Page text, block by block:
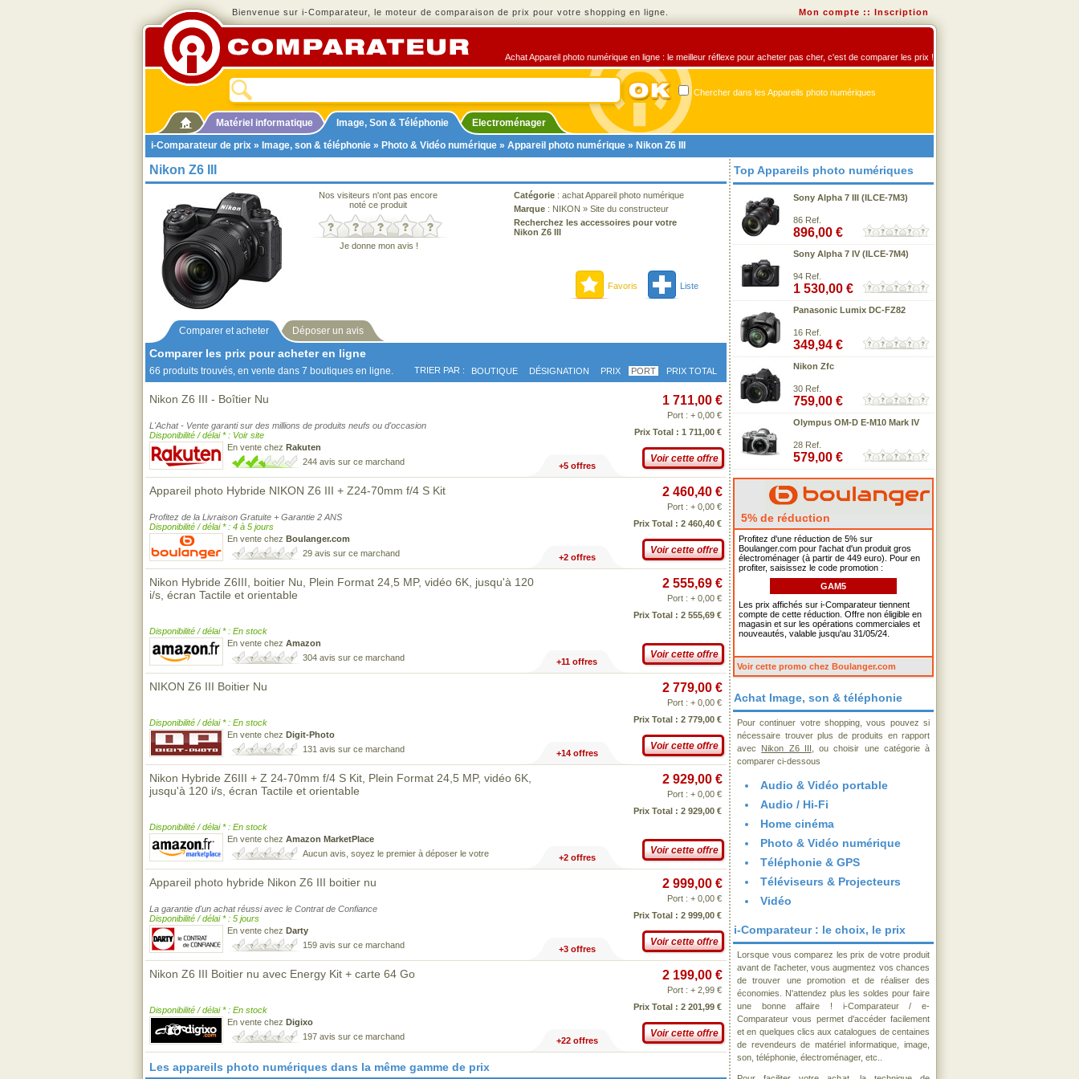
Bienvenue sur i-Comparateur, le moteur de comparaison de prix pour votre shopping en ligne. Mon compte :: Inscription
Achat Appareil photo numérique en ligne : le meilleur réflexe pour acheter pas cher, c'est de comparer les prix !
Chercher dans les Appareils photo numériques
Matériel informatique Image, Son & Téléphonie
Electroménager
i-Comparateur de prix » Image, son & téléphonie » Photo & Vidéo numérique » Appareil photo numérique » Nikon Z6 III
Nikon Z6 III
Nos visiteurs n'ont pas encore
noté ce produit
Je donne mon avis !
Catégorie : achat Appareil photo numérique
Marque : NIKON » Site du constructeur
Recherchez les accessoires pour votre
Nikon Z6 III
Favoris Liste
Comparer et acheter Déposer un avis
Comparer les prix pour acheter en ligne
66 produits trouvés, en vente dans 7 boutiques en ligne. TRIER PAR : BOUTIQUE DÉSIGNATION PRIX PORT PRIX TOTAL
Nikon Z6 III - Boîtier Nu
L'Achat - Vente garanti sur des millions de produits neufs ou d'occasion
Disponibilité / délai * : Voir site
En vente chez Rakuten
244 avis sur ce marchand
1 711,00 €
Port : + 0,00 €
Prix Total : 1 711,00 €
Voir cette offre
+5 offres
Appareil photo Hybride NIKON Z6 III + Z24-70mm f/4 S Kit
Profitez de la Livraison Gratuite + Garantie 2 ANS
Disponibilité / délai * : 4 à 5 jours
En vente chez Boulanger.com
29 avis sur ce marchand
2 460,40 €
Port : + 0,00 €
Prix Total : 2 460,40 €
Voir cette offre
+2 offres
Nikon Hybride Z6III, boitier Nu, Plein Format 24,5 MP, vidéo 6K, jusqu'à 120
i/s, écran Tactile et orientable
Disponibilité / délai * : En stock
En vente chez Amazon
304 avis sur ce marchand
2 555,69 €
Port : + 0,00 €
Prix Total : 2 555,69 €
Voir cette offre
+11 offres
NIKON Z6 III Boitier Nu
Disponibilité / délai * : En stock
En vente chez Digit-Photo
131 avis sur ce marchand
2 779,00 €
Port : + 0,00 €
Prix Total : 2 779,00 €
Voir cette offre
+14 offres
Nikon Hybride Z6III + Z 24-70mm f/4 S Kit, Plein Format 24,5 MP, vidéo 6K,
jusqu'à 120 i/s, écran Tactile et orientable
Disponibilité / délai * : En stock
En vente chez Amazon MarketPlace
Aucun avis, soyez le premier à déposer le votre
2 929,00 €
Port : + 0,00 €
Prix Total : 2 929,00 €
Voir cette offre
+2 offres
Appareil photo hybride Nikon Z6 III boitier nu
La garantie d'un achat réussi avec le Contrat de Confiance
Disponibilité / délai * : 5 jours
En vente chez Darty
159 avis sur ce marchand
2 999,00 €
Port : + 0,00 €
Prix Total : 2 999,00 €
Voir cette offre
+3 offres
Nikon Z6 III Boitier nu avec Energy Kit + carte 64 Go
Disponibilité / délai * : En stock
En vente chez Digixo
197 avis sur ce marchand
2 199,00 €
Port : + 2,99 €
Prix Total : 2 201,99 €
Voir cette offre
+22 offres
Les appareils photo numériques dans la même gamme de prix
Top Appareils photo numériques
Sony Alpha 7 III (ILCE-7M3)
86 Ref.
896,00 €
Sony Alpha 7 IV (ILCE-7M4)
94 Ref.
1 530,00 €
Panasonic Lumix DC-FZ82
16 Ref.
349,94 €
Nikon Zfc
30 Ref.
759,00 €
Olympus OM-D E-M10 Mark IV
28 Ref.
579,00 €
5% de réduction
Profitez d'une réduction de 5% sur
Boulanger.com pour l'achat d'un produit gros
électroménager (à partir de 449 euro). Pour en
profiter, saisissez le code promotion :
GAM5
Les prix affichés sur i-Comparateur tiennent
compte de cette réduction. Offre non éligible en
magasin et sur les opérations commerciales et
nouveautés, valable jusqu'au 31/05/24.
Voir cette promo chez Boulanger.com
Achat Image, son & téléphonie
Pour continuer votre shopping, vous pouvez si
nécessaire trouver plus de produits en rapport
avec Nikon Z6 III , ou choisir une catégorie à
comparer ci-dessous
Audio & Vidéo portable
Audio / Hi-Fi
Home cinéma
Photo & Vidéo numérique
Téléphonie & GPS
Téléviseurs & Projecteurs
Vidéo
i-Comparateur : le choix, le prix
Lorsque vous comparez les prix de votre produit
avant de l'acheter, vous augmentez vos chances
de trouver une promotion et de réaliser des
économies. N'attendez plus les soldes pour faire
une bonne affaire ! i-Comparateur / e-
Comparateur vous permet d'accéder facilement
et en quelques clics aux catalogues de centaines
de revendeurs de matériel informatique, image,
son, téléphonie, électroménager, etc..